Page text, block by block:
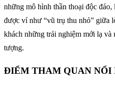
những mô hình thần thoại độc
được ví như “vũ trụ thu nhỏ” giữa
khách những trải nghiệm mới lạ và
tượng.
ĐIỂM THAM QUAN NỔI